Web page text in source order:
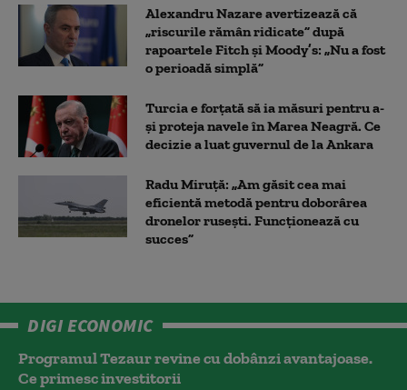
Alexandru Nazare avertizează că
„riscurile rămân ridicate” după
rapoartele Fitch și Moody’s: „Nu a fost
o perioadă simplă”
Turcia e forțată să ia măsuri pentru a-
și proteja navele în Marea Neagră. Ce
decizie a luat guvernul de la Ankara
Radu Miruță: „Am găsit cea mai
eficientă metodă pentru doborârea
dronelor rusești. Funcționează cu
succes”
DIGI ECONOMIC
Programul Tezaur revine cu dobânzi avantajoase.
Ce primesc investitorii